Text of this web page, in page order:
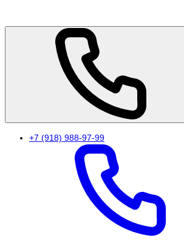
+7 (918) 988-97-99